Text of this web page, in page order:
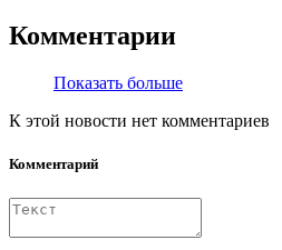
Комментарии
Показать больше
К этой новости нет комментариев
Комментарий